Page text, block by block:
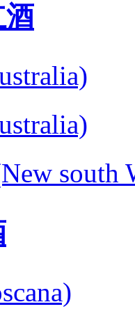
酒
south